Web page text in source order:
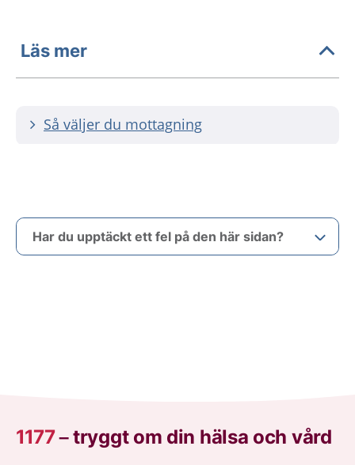
Läs mer
Så väljer du mottagning
Har du upptäckt ett fel på den här sidan?
1177–tryggt om din hälsa och vård